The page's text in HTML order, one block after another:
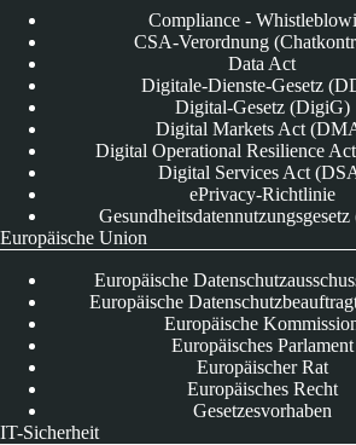
Compliance -
CSA-Verordnung
Data Act
Digitale-Dienste-Gesetz
Digital-Gesetz (DigiG)
Digital Markets Act
Digital Operational Resilience
Digital Services Act
ePrivacy-Richtlinie
Europäische Union
Europäische
Europäische
Europäische
Europäisches Parlament
Europäischer Rat
Europäisches Recht
Gesetzesvorhaben
IT-Sicherheit